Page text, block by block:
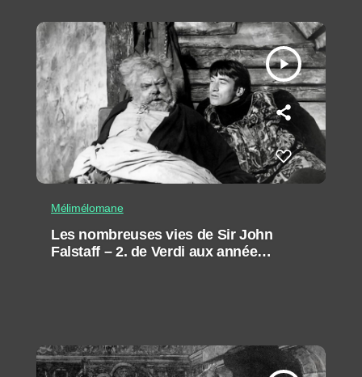
play_arrow
Mélimélomane
Les nombreuses vies de Sir John
Falstaff – 2. de Verdi aux années